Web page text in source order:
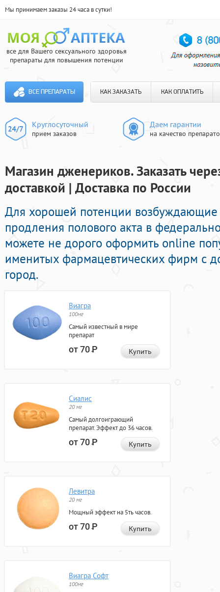
Мы принимаем заказы 24 часа в сутки!
все для Вашего сексуального здоровья
препараты для повышения потенции
ВСЕ ПРЕПАРАТЫ КАК ЗАКАЗАТЬ КАК ОПЛАТИТЬ
Круглосуточный
прием заказов
Даем гарантии
на качество
Магазин дженериков. Заказать
доставкой | Доставка по России
Для хорошей потенции возбуждающие
продления полового акта в
можете не дорого оформить online
именитых фармацевтических фирм с
город.
Виагра
100мг
Самый известный в мире
препарат
от 70Р Купить
Сиалис
20 мг
Самый долгоиграющий
препарат. Эффект до 36 часов.
от 70Р Купить
Левитра
20 мг
Мощный эффект на 5ть часов.
от 70Р Купить
Виагра Софт
100мг